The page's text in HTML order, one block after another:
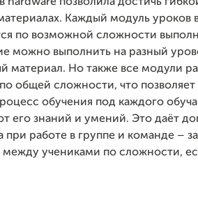
Каждый модуль уроков
по возможной сложности
можно выполнить на разный
материал. Но также все модули
общей сложности, что позволяет
обучения под каждого
его знаний и умений. Это даёт
при работе в группе и команде –
между учениками по сложности,